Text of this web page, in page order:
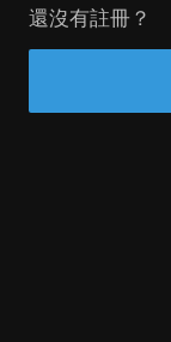
還沒有註冊？